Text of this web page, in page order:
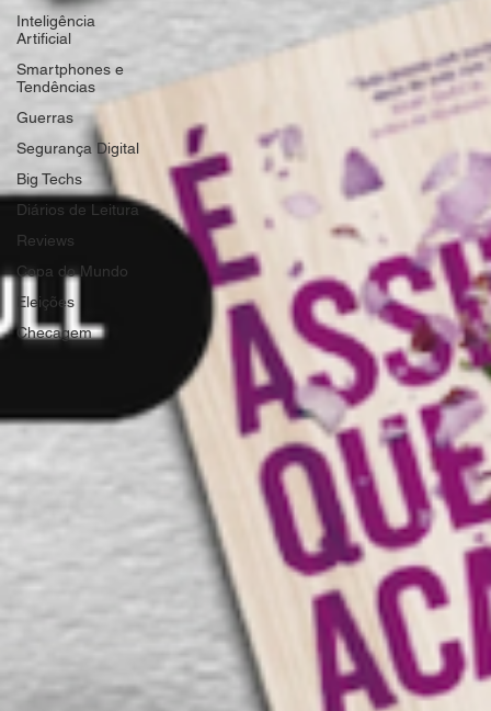
Inteligência
Artificial
Smartphones e
Tendências
Guerras
Segurança Digital
Big Techs
Diários de Leitura
Reviews
Copa do Mundo
Eleições
Checagem